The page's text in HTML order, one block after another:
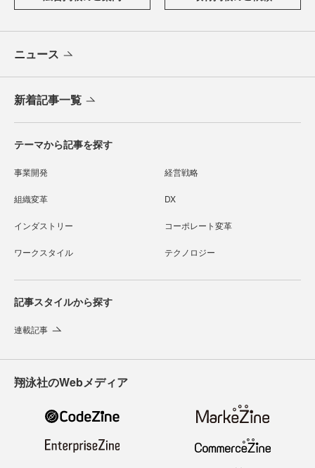
ニュース
新着記事一覧
テーマから記事を探す
事業開発 経営戦略
組織変革 DX
インダストリー コーポレート変革
ワークスタイル テクノロジー
記事スタイルから探す
連載記事
翔泳社のWebメディア